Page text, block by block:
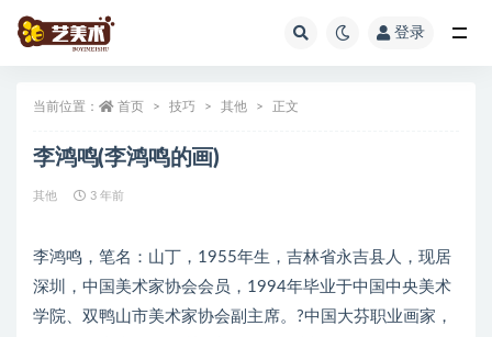
登录
当前位置： 首页 技巧 其他 正文
李鸿鸣(李鸿鸣的画)
其他 3 年前
李鸿鸣，笔名：山丁，1955年生，吉林省永吉县人，现居
深圳，中国美术家协会会员，1994年毕业于中国中央美术
学院、双鸭山市美术家协会副主席。?中国大芬职业画家，